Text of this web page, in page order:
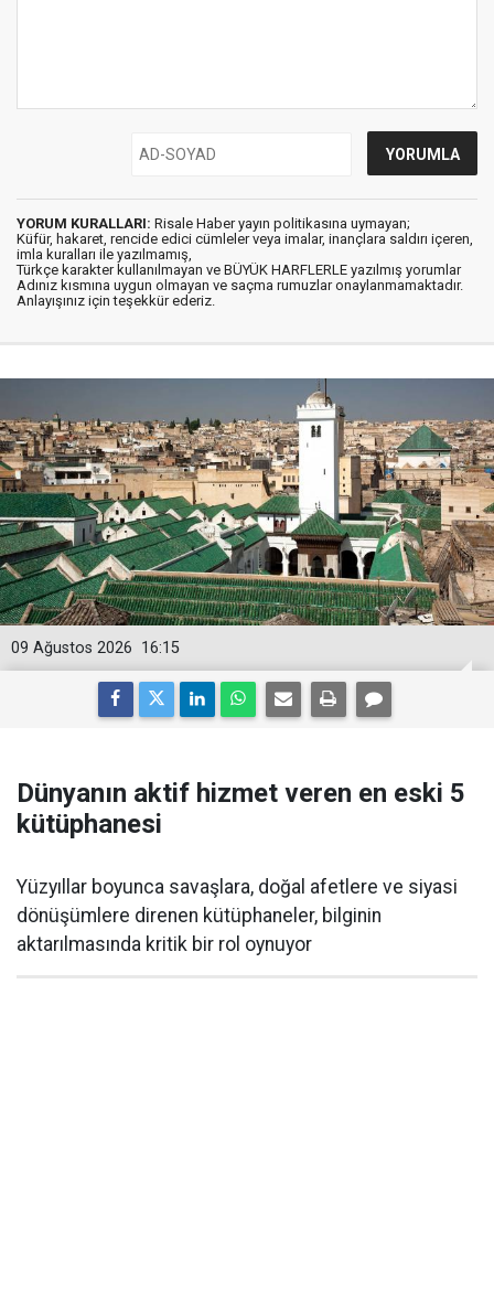
YORUM KURALLARI: Risale Haber yayın politikasına uymayan;
Küfür, hakaret, rencide edici cümleler veya imalar, inançlara saldırı içeren,
imla kuralları ile yazılmamış,
Türkçe karakter kullanılmayan ve BÜYÜK HARFLERLE yazılmış yorumlar
Adınız kısmına uygun olmayan ve saçma rumuzlar onaylanmamaktadır.
Anlayışınız için teşekkür ederiz.
16:15
09 Ağustos 2026
Dünyanın aktif hizmet veren en eski 5
kütüphanesi
Yüzyıllar boyunca savaşlara, doğal afetlere ve siyasi
dönüşümlere direnen kütüphaneler, bilginin
aktarılmasında kritik bir rol oynuyor